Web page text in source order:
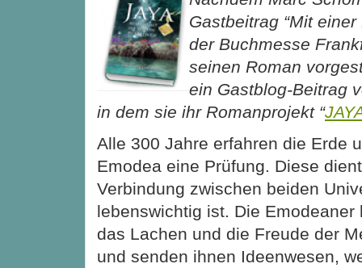
Gastbeitrag “Mit
der Buchmesse
seinen Roman
ein Gastblog-Beitrag
in dem sie ihr Romanprojekt “
Alle 300 Jahre erfahren die Erde
Emodea eine Prüfung. Diese
Verbindung zwischen beiden
lebenswichtig ist. Die Emodeaner
das Lachen und die Freude der
und senden ihnen Ideenwesen,